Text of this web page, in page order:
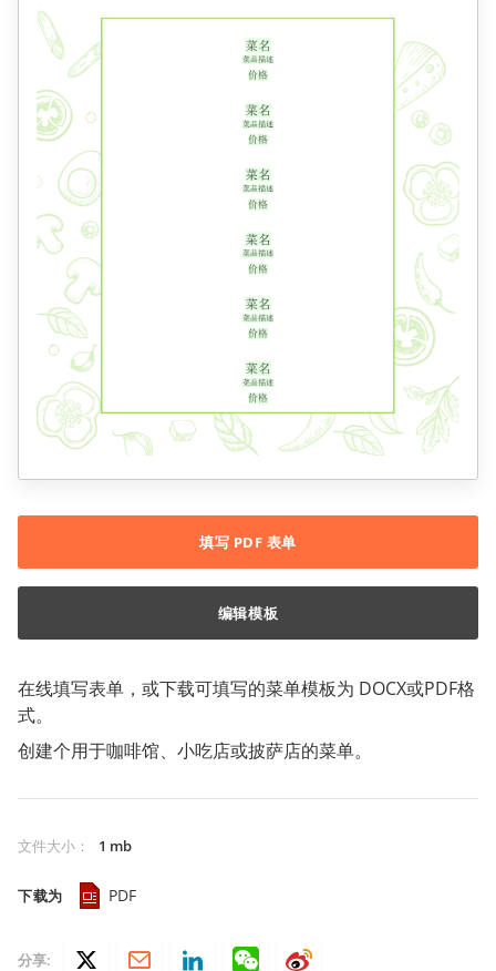
在线填写表单，或下载可填写的菜单模板为 DOCX或PDF格
式。
创建个用于咖啡馆、小吃店或披萨店的菜单。
文件大小 ： 1 mb
下载为 PDF
填写 PDF 表单
编辑模板
分享: